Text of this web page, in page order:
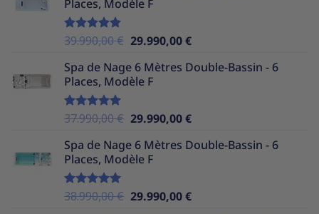
était :
Places, Modèle F
Note5.00
39.990,00€ Le
initial
était :
29.990,00€Le
actuel
Spa de Nage 6 Mètres Double-Bassin - 6
Places, Modèle F
Note5.00
37.990,00€ Le
initial
était :
29.990,00€Le
actuel
Spa de Nage 6 Mètres Double-Bassin - 6
Places, Modèle F
Note5.00
38.990,00€ Le
29.990,00€Le